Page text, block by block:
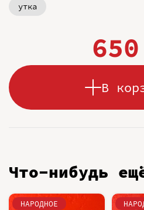
утка
В
Что-нибудь
НАРОДНОЕ